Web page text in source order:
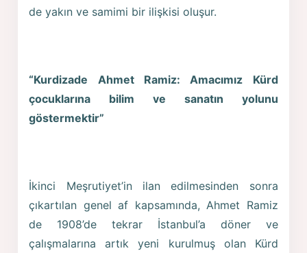
de yakın ve samimi bir ilişkisi oluşur.
“Kurdizade Ahmet Ramiz: Amacımız Kürd
çocuklarına bilim ve sanatın yolunu
göstermektir”
İkinci Meşrutiyet’in ilan edilmesinden sonra
çıkartılan genel af kapsamında, Ahmet Ramiz
de 1908’de tekrar İstanbul’a döner ve
çalışmalarına artık yeni kurulmuş olan Kürd